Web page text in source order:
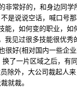
常好的，和身边同学
是说说空话，喊口号
，如何变的职业，如
见过很多技能很优秀
很好(相对国内一些企
了一片区域之后，有
除外，大公司裁起人
就裁。